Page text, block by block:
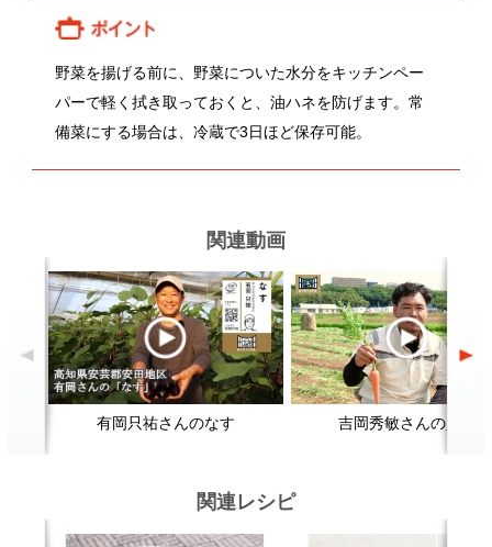
関連レシピ
筑前煮 肉じゃが
顔が見える食品。 ホーム
野菜。
加工品。
レシピ 動画Gallery